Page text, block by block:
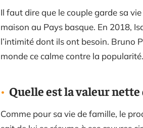
Il faut dire que le couple garde sa
maison au Pays basque. En 2018,
l’intimité dont ils ont besoin. Bruno
monde ce calme contre la popularité.
Quelle est la valeur nette
Comme pour sa vie de famille, le